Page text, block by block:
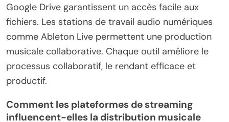
Google Drive garantissent un accès facile aux
fichiers. Les stations de travail audio numériques
comme Ableton Live permettent une production
musicale collaborative. Chaque outil améliore le
processus collaboratif, le rendant efficace et
productif.
Comment les plateformes de streaming
influencent-elles la distribution musicale